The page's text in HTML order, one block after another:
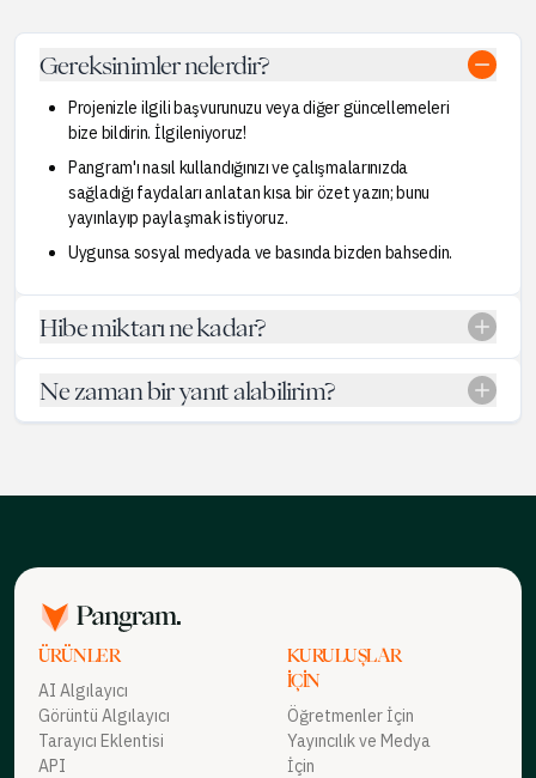
Gereksinimler nelerdir?
Projenizle ilgili başvurunuzu veya diğer güncellemeleri
bize bildirin. İlgileniyoruz!
Pangram'ı nasıl kullandığınızı ve çalışmalarınızda
sağladığı faydaları anlatan kısa bir özet yazın; bunu
yayınlayıp paylaşmak istiyoruz.
Uygunsa sosyal medyada ve basında bizden bahsedin.
Hibe miktarı ne kadar?
karşılığında satın alabilirsiniz (geliştirici kredisi
fiyatlarımızdan %50 indirimli). Kredilerin geçerlilik süresi,
kredi olarak hesaplanır
Ne zaman bir yanıt alabilirim?
ÜRÜNLER
AI Algılayıcı
Görüntü Algılayıcı
Tarayıcı Eklentisi
API
KURULUŞLAR
İÇIN
Öğretmenler İçin
Yayıncılık ve Medya
İçin